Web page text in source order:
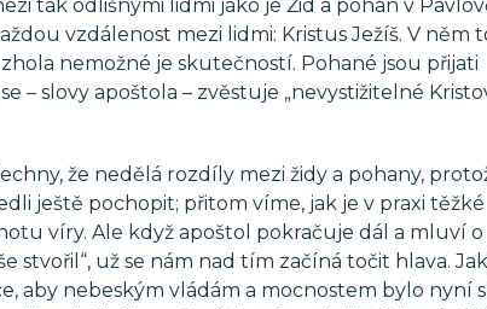
tak odlišnými lidmi jako je Žid a pohan v
vzdálenost mezi lidmi: Kristus Ježíš. V něm
nemožné je skutečností. Pohané jsou přijati
– slovy apoštola – zvěstuje „nevystižitelné
že nedělá rozdíly mezi židy a pohany,
ještě pochopit; přitom víme, jak je v praxi těžké
víry. Ale když apoštol pokračuje dál a mluví o
stvořil“, už se nám nad tím začíná točit hlava.
aby nebeským vládám a mocnostem bylo nyní